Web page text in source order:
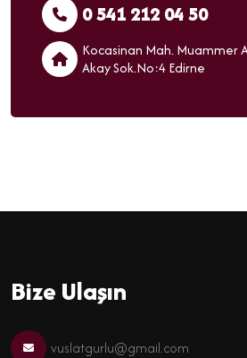
0 541 212 04 50
Kocasinan Mah. Muammer
Akay Sok.No:4 Edirne
Bize Ulaşın
vuslatgurlu@gmail.com